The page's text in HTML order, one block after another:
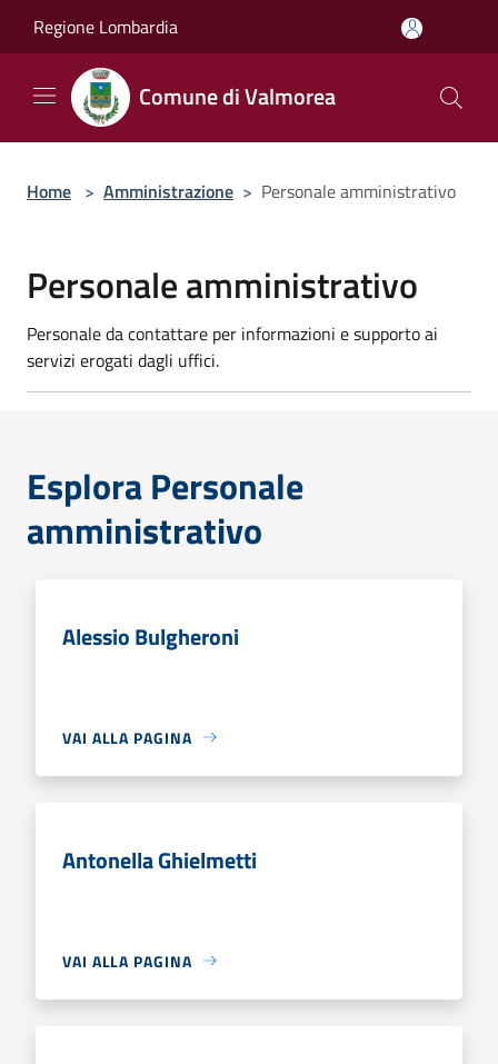
Regione Lombardia
Comune di Valmorea
Home > Amministrazione > Personale amministrativo
Personale amministrativo
Personale da contattare per informazioni e supporto ai
servizi erogati dagli uffici.
Esplora Personale
amministrativo
Alessio Bulgheroni
VAI ALLA PAGINA
Antonella Ghielmetti
VAI ALLA PAGINA